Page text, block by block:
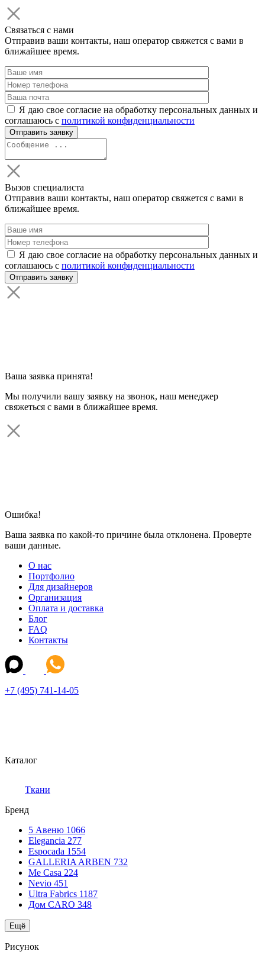
Связаться с нами
Отправив ваши контакты, наш оператор свяжется с вами в
ближайшее время.
Я даю свое согласие на обработку персональных данных и
соглашаюсь с политикой конфиденциальности
Вызов специалиста
Отправив ваши контакты, наш оператор свяжется с вами в
ближайшее время.
Я даю свое согласие на обработку персональных данных и
соглашаюсь с политикой конфиденциальности
Ваша заявка принята!
Мы получили вашу заявку на звонок, наш менеджер
свяжеться с вами в ближайшее время.
Ошибка!
Ваша заявка по какой-то причине была отклонена. Проверте
ваши данные.
О нас
Портфолио
Для дизайнеров
Организация
Оплата и доставка
Блог
FAQ
Контакты
+7 (495) 741-14-05
Каталог
Ткани
Бренд
5 Авеню 1066
Elegancia 277
Espocada 1554
GALLERIA ARBEN 732
Me Casa 224
Nevio 451
Ultra Fabrics 1187
Дом CARO 348
Ещё
Рисунок